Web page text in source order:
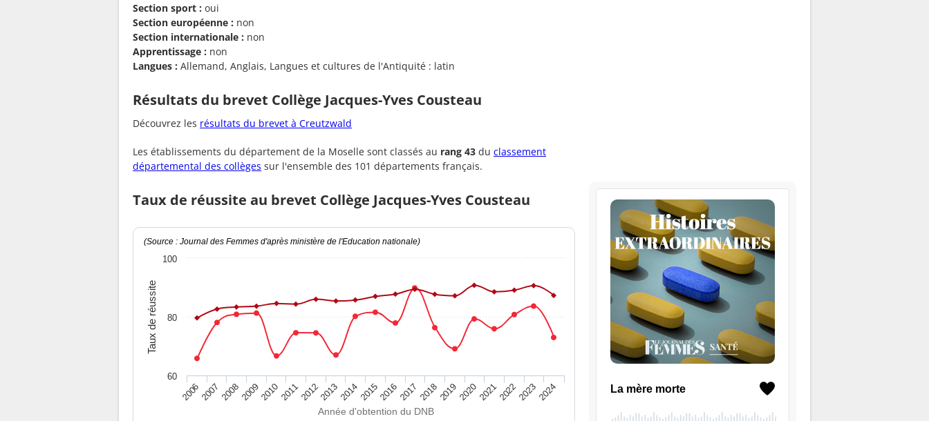
Section sport : oui
Section européenne : non
Section internationale : non
Apprentissage : non
Langues : Allemand, Anglais, Langues et cultures de l'Antiquité : latin
Résultats du brevet Collège Jacques-Yves Cousteau
Découvrez les résultats du brevet à Creutzwald
Les établissements du département de la Moselle sont classés au rang 43 du classement
départemental des collèges sur l'ensemble des 101 départements français.
Taux de réussite au brevet Collège Jacques-Yves Cousteau
Année d'obtention du DNB
Taux de réussite
(Source : Journal des Femmes d'après ministère de l'Education nationale)
2006200720082009201020112012201320142015201620172018201920202021202220232024
60
80
100